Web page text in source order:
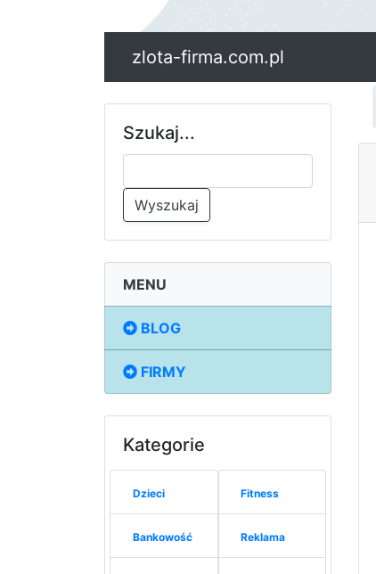
zlota-firma.com.pl
Szukaj...
Wyszukaj
MENU
BLOG
FIRMY
Kategorie
Dzieci
Bankowość
Fitness
Reklama